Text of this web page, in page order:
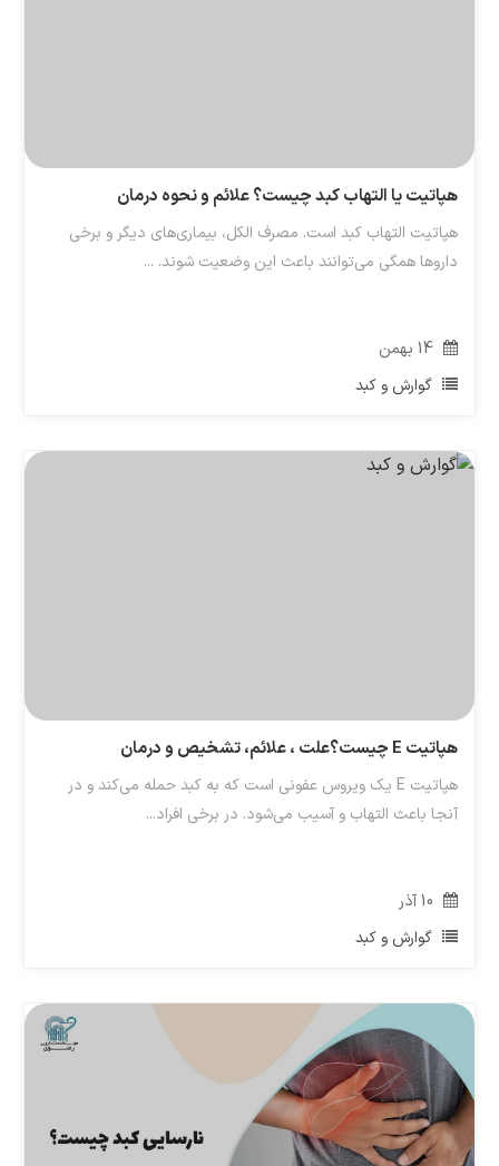
هپاتیت یا التهاب کبد چیست؟ علائم و نحوه درمان
هپاتیت التهاب کبد است. مصرف الکل، بیماری‌های دیگر و برخی
داروها همگی می‌توانند باعث این وضعیت شوند. ...
بهمن
گوارش و کبد
هپاتیت E چیست؟علت ، علائم، تشخیص و درمان
هپاتیت E یک ویروس عفونی است که به کبد حمله می‌کند و در
آنجا باعث التهاب و آسیب می‌شود. در برخی افراد...
آذر
گوارش و کبد